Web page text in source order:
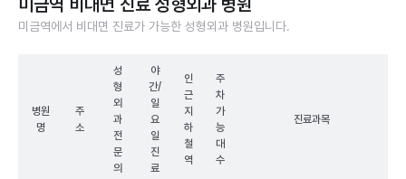
미금역 비대면 진료 성형외과 병원
미금역에서 비대면 진료가 가능한 성형외과 병원입니다.
병원
명
주
소
성
형
외
과
전
문
의
야
간/
일
요
일
진
료
인
근
지
하
철
역
주
차
가
능
대
수
진료과목